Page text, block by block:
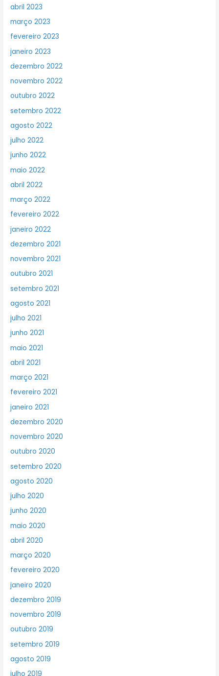
abril 2023
março 2023
fevereiro 2023
janeiro 2023
dezembro 2022
novembro 2022
outubro 2022
setembro 2022
agosto 2022
julho 2022
junho 2022
maio 2022
abril 2022
março 2022
fevereiro 2022
janeiro 2022
dezembro 2021
novembro 2021
outubro 2021
setembro 2021
agosto 2021
julho 2021
junho 2021
maio 2021
abril 2021
março 2021
fevereiro 2021
janeiro 2021
dezembro 2020
novembro 2020
outubro 2020
setembro 2020
agosto 2020
julho 2020
junho 2020
maio 2020
abril 2020
março 2020
fevereiro 2020
janeiro 2020
dezembro 2019
novembro 2019
outubro 2019
setembro 2019
agosto 2019
julho 2019